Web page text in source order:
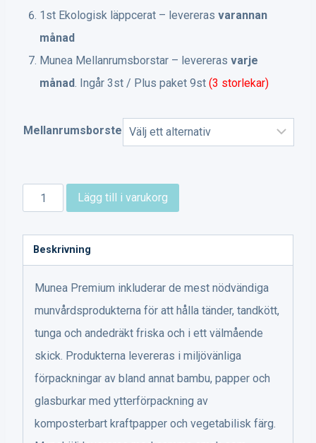
1st Ekologisk läppcerat – levereras varannan
månad
Munea Mellanrumsborstar – levereras varje
månad. Ingår 3st / Plus paket 9st (3 storlekar)
Mellanrumsborste
Munea
Premium
med
Fluor
mängd
Lägg till i varukorg
Beskrivning
Munea Premium inkluderar de mest nödvändiga
munvårdsprodukterna för att hålla tänder, tandkött,
tunga och andedräkt friska och i ett välmående
skick. Produkterna levereras i miljövänliga
förpackningar av bland annat bambu, papper och
glasburkar med ytterförpackning av
komposterbart kraftpapper och vegetabilisk färg.